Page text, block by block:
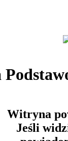
Witryna
Jeśli